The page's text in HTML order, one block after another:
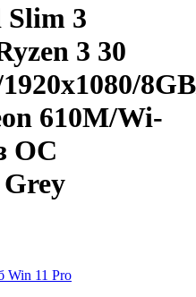
Slim 3
3 30
610M/Wi-
ОС
Win 11 Pro